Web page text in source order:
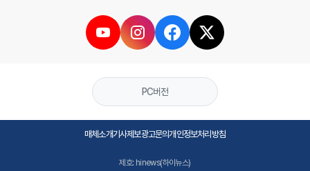
PC버전
매체소개기사제보광고문의개인정보처리방침
제호: hinews(하이뉴스)